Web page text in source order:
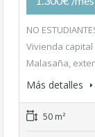
NO
Vivienda
Malasaña,
Más detalles
50 m²